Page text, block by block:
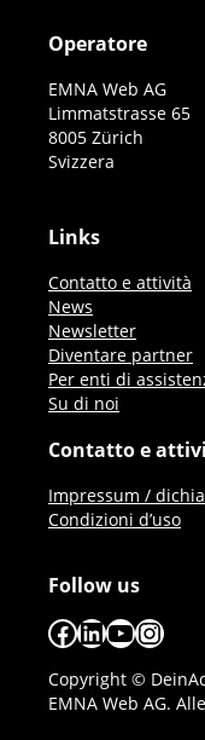
Operatore
EMNA Web AG
Limmatstrasse 65
8005 Zürich
Svizzera
Links
Contatto e attività
News
Newsletter
Diventare partner
Per enti di
Su di noi
Contatto e
Impressum /
Condizioni d’uso
Follow us
Facebook
LinkedIn
YouTube
Copyright ©
EMNA Web AG.